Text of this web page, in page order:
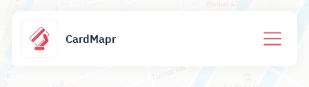
CardMapr